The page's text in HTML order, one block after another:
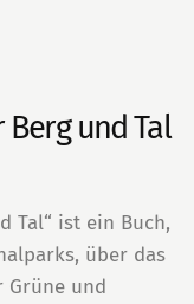
und Tal
Tal“ ist ein Buch,
über das
Grüne und